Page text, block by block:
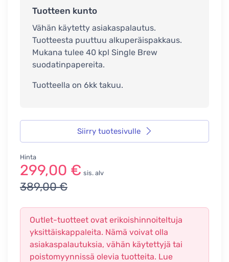
Tuotteen kunto
Vähän käytetty asiakaspalautus.
Tuotteesta puuttuu alkuperäispakkaus.
Mukana tulee 40 kpl Single Brew
suodatinpapereita.
Tuotteella on 6kk takuu.
Siirry tuotesivulle
Hinta
299,00 € sis. alv
389,00 €
Outlet-tuotteet ovat erikoishinnoiteltuja
yksittäiskappaleita. Nämä voivat olla
asiakaspalautuksia, vähän käytettyjä tai
poistomyynnissä olevia tuotteita. Lue